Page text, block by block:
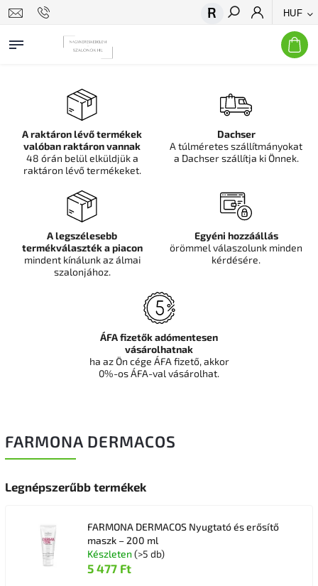
HUF
Keresés
FARMONA DERMACOS
Legnépszerűbb termékek
FARMONA DERMACOS Nyugtató és erősítő
maszk – 200 ml
Készleten (>5 db)
5 477 Ft
A raktáron lévő termékek
valóban raktáron vannak
48 órán belül elküldjük a
raktáron lévő termékeket.
Dachser
A túlméretes szállítmányokat
a Dachser szállítja ki Önnek.
A legszélesebb
termékválaszték a piacon
mindent kínálunk az álmai
szalonjához.
Egyéni hozzáállás
örömmel válaszolunk minden
kérdésére.
ÁFA fizetők adómentesen
vásárolhatnak
ha az Ön cége ÁFA fizető, akkor
0%-os ÁFA-val vásárolhat.